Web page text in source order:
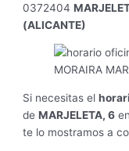
0372404
(ALICANTE)
Si necesitas el
deMARJELETA, 6
te lo mostramos a